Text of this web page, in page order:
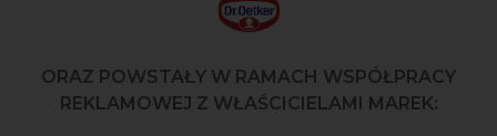
ORAZ POWSTAŁY W RAMACH WSPÓŁPRACY
REKLAMOWEJ Z WŁAŚCICIELAMI MAREK: